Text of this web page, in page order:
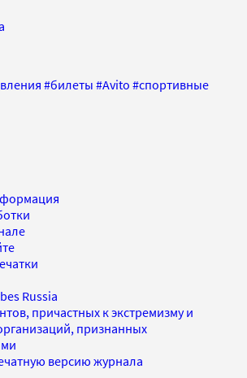
#билеты #Avito #спортивные
Russia
причастных к экстремизму и
признанных
версию журнала